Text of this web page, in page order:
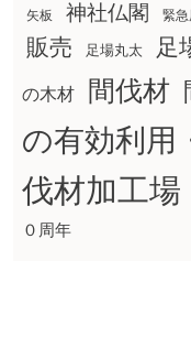
矢板 神社仏閣 緊
販売 足場丸太 足
の木材 間伐材
の有効利用
伐材加工
０周年